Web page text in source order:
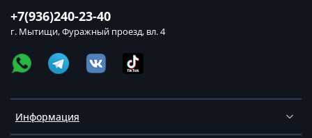
Информация
+7(936)240-23-40
г. Мытищи, Фуражный проезд, вл. 4